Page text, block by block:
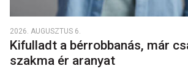
2026. AUGUSZTUS 6.
Kifulladt a bérrobbanás, már
szakma ér aranyat